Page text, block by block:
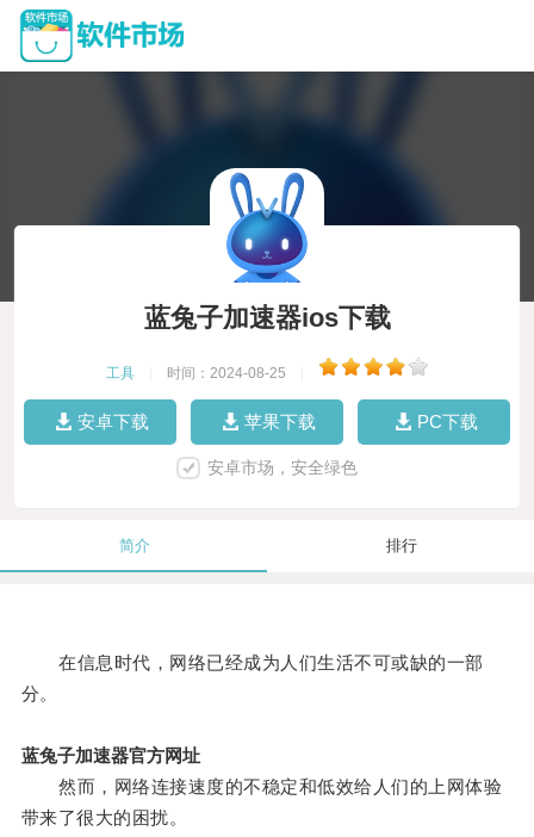
蓝兔子加速器ios下载
工具 时间：2024-08-25
安卓下载 苹果下载 PC下载
安卓市场，安全绿色
简介 排行
在信息时代，网络已经成为人们生活不可或缺的一部
分。
蓝兔子加速器官方网址
然而，网络连接速度的不稳定和低效给人们的上网体验
带来了很大的困扰。